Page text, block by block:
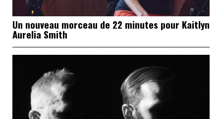
Un nouveau morceau de 22 minutes pour Kaitlyn
Aurelia Smith